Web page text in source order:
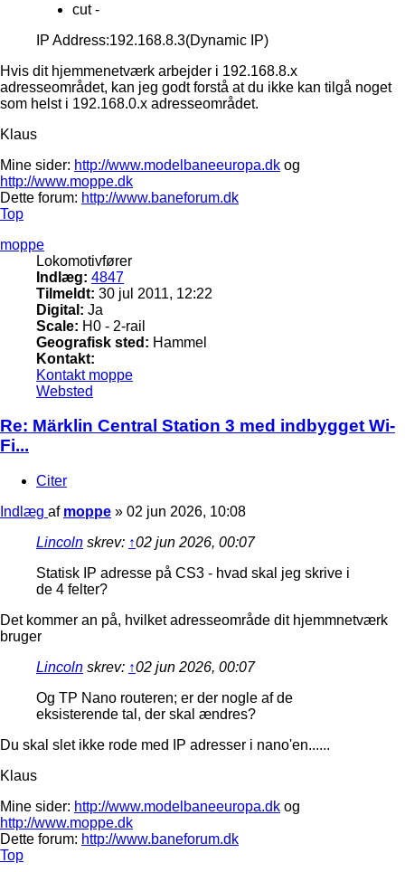
cut -
IP Address:192.168.8.3(Dynamic IP)
Hvis dit hjemmenetværk arbejder i 192.168.8.x
adresseområdet, kan jeg godt forstå at du ikke kan tilgå noget
som helst i 192.168.0.x adresseområdet.
Klaus
Mine sider: http://www.modelbaneeuropa.dk og
http://www.moppe.dk
Dette forum: http://www.baneforum.dk
Top
moppe
Lokomotivfører
Indlæg: 4847
Tilmeldt: 30 jul 2011, 12:22
Digital: Ja
Scale: H0 - 2-rail
Geografisk sted: Hammel
Kontakt:
Kontakt moppe
Websted
Re: Märklin Central Station 3 med indbygget Wi-
Fi...
Citer
Indlæg af moppe » 02 jun 2026, 10:08
Lincoln skrev: ↑02 jun 2026, 00:07
Statisk IP adresse på CS3 - hvad skal jeg skrive i
de 4 felter?
Det kommer an på, hvilket adresseområde dit hjemmnetværk
bruger
Lincoln skrev: ↑02 jun 2026, 00:07
Og TP Nano routeren; er der nogle af de
eksisterende tal, der skal ændres?
Du skal slet ikke rode med IP adresser i nano'en......
Klaus
Mine sider: http://www.modelbaneeuropa.dk og
http://www.moppe.dk
Dette forum: http://www.baneforum.dk
Top